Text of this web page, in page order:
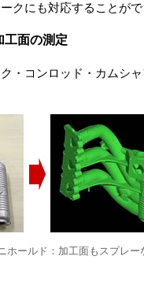
クにも対応することがで
工面の測定
ク・コンロッド・カムシ
ホールド：加工面もスプレー